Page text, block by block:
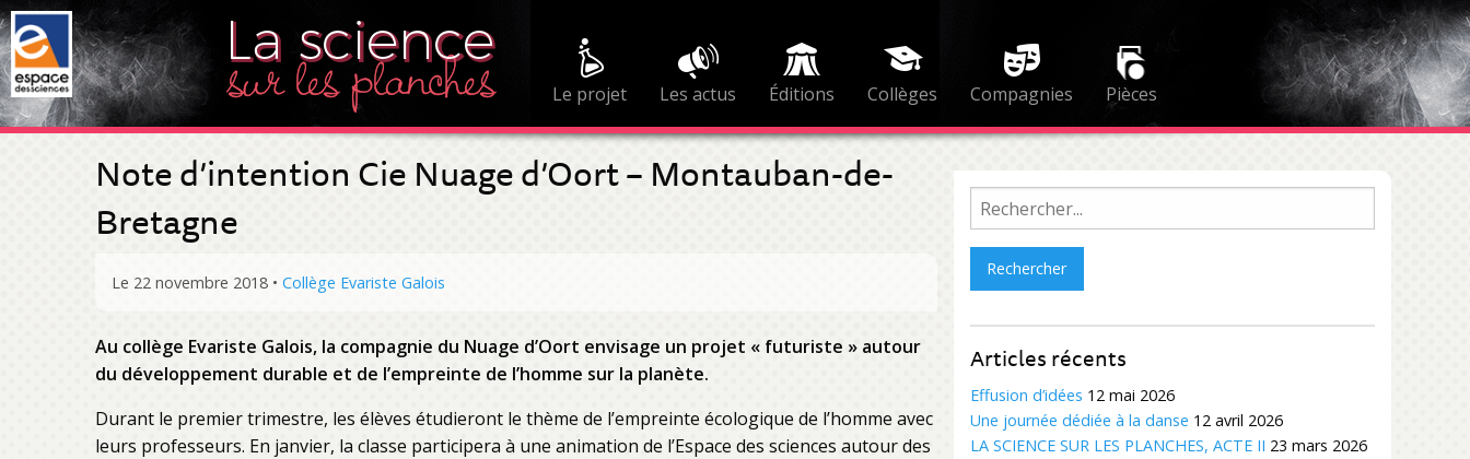
Le projet Les actus Éditions Collèges Compagnies Pièces
Note d’intention Cie Nuage d’Oort – Montauban-de-
Bretagne
Le 22 novembre 2018 • Collège Evariste Galois
Au collège Evariste Galois, la compagnie du Nuage d’Oort envisage un projet « futuriste » autour
du développement durable et de l’empreinte de l’homme sur la planète.
Durant le premier trimestre, les élèves étudieront le thème de l’empreinte écologique de l’homme avec
leurs professeurs. En janvier, la classe participera à une animation de l’Espace des sciences autour des
Rechercher :
Articles récents
Effusion d’idées 12 mai 2026
Une journée dédiée à la danse 12 avril 2026
LA SCIENCE SUR LES PLANCHES, ACTE II 23 mars 2026